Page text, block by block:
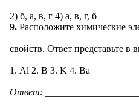
2) б, а, в, г 4) а, в, г, б
9. Расположите химические
свойств. Ответ представьте в
1. Al 2. B 3. K 4. Ba
Ответ: